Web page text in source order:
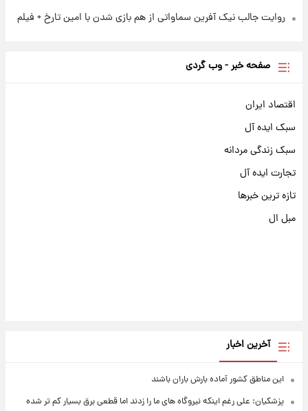
روایت جالب نیک آفرین سماواتی از هم بازی شدن با امین تارخ + فیلم
صفحه خبر - وب گردی
اقتصاد ایران
سبک ایده آل
سبک زندگی مردانه
تجارت ایده آل
تازه ترین خبرها
مبل ال
آخرین اخبار
این مناطق کشور آماده بارش باران باشند
پزشکیان: علی رغم اینکه نیروگاه های ما را زدند اما قطعی برق بسیار کم تر شده